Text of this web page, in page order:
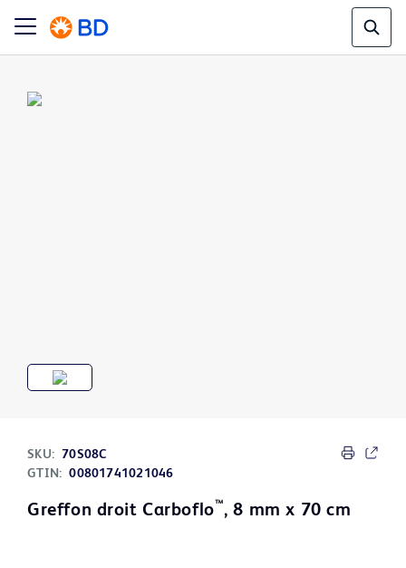
SKU:
70S08C
GTIN: 00801741021046
Greffon droit Carboflo™, 8 mm x 70 cm